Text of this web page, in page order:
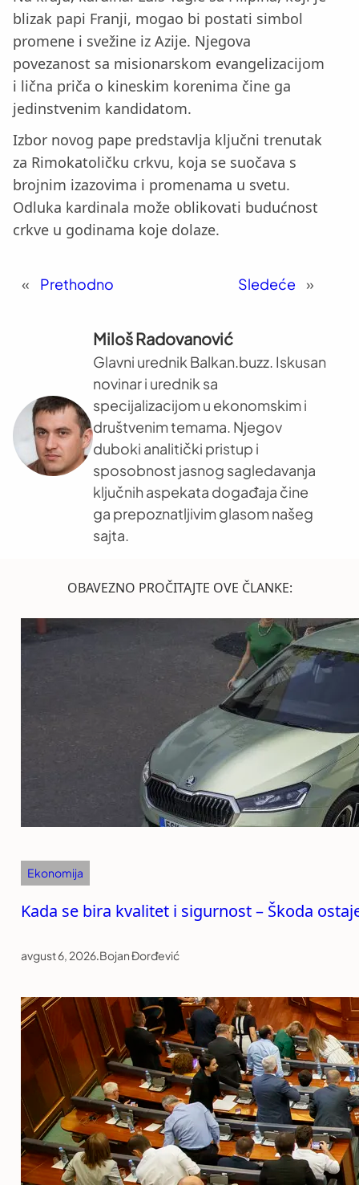
blizak papi Franji, mogao bi postati simbol
promene i svežine iz Azije. Njegova
povezanost sa misionarskom evangelizacijom
i lična priča o kineskim korenima čine ga
jedinstvenim kandidatom.
Izbor novog pape predstavlja ključni trenutak
za Rimokatoličku crkvu, koja se suočava s
brojnim izazovima i promenama u svetu.
Odluka kardinala može oblikovati budućnost
crkve u godinama koje dolaze.
« Prethodno Sledeće »
Miloš Radovanović
Glavni urednik Balkan.buzz. Iskusan
novinar i urednik sa
specijalizacijom u ekonomskim i
društvenim temama. Njegov
duboki analitički pristup i
sposobnost jasnog sagledavanja
ključnih aspekata događaja čine
ga prepoznatljivim glasom našeg
sajta.
OBAVEZNO PROČITAJTE OVE ČLANKE:
Ekonomija
Kada se bira kvalitet i sigurnost – Škoda
avgust 6, 2026.Bojan Đorđević